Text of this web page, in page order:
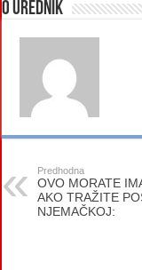
O urednik
Predhodna
OVO MORATE
AKO TRAŽITE
NJEMAČKOJ: